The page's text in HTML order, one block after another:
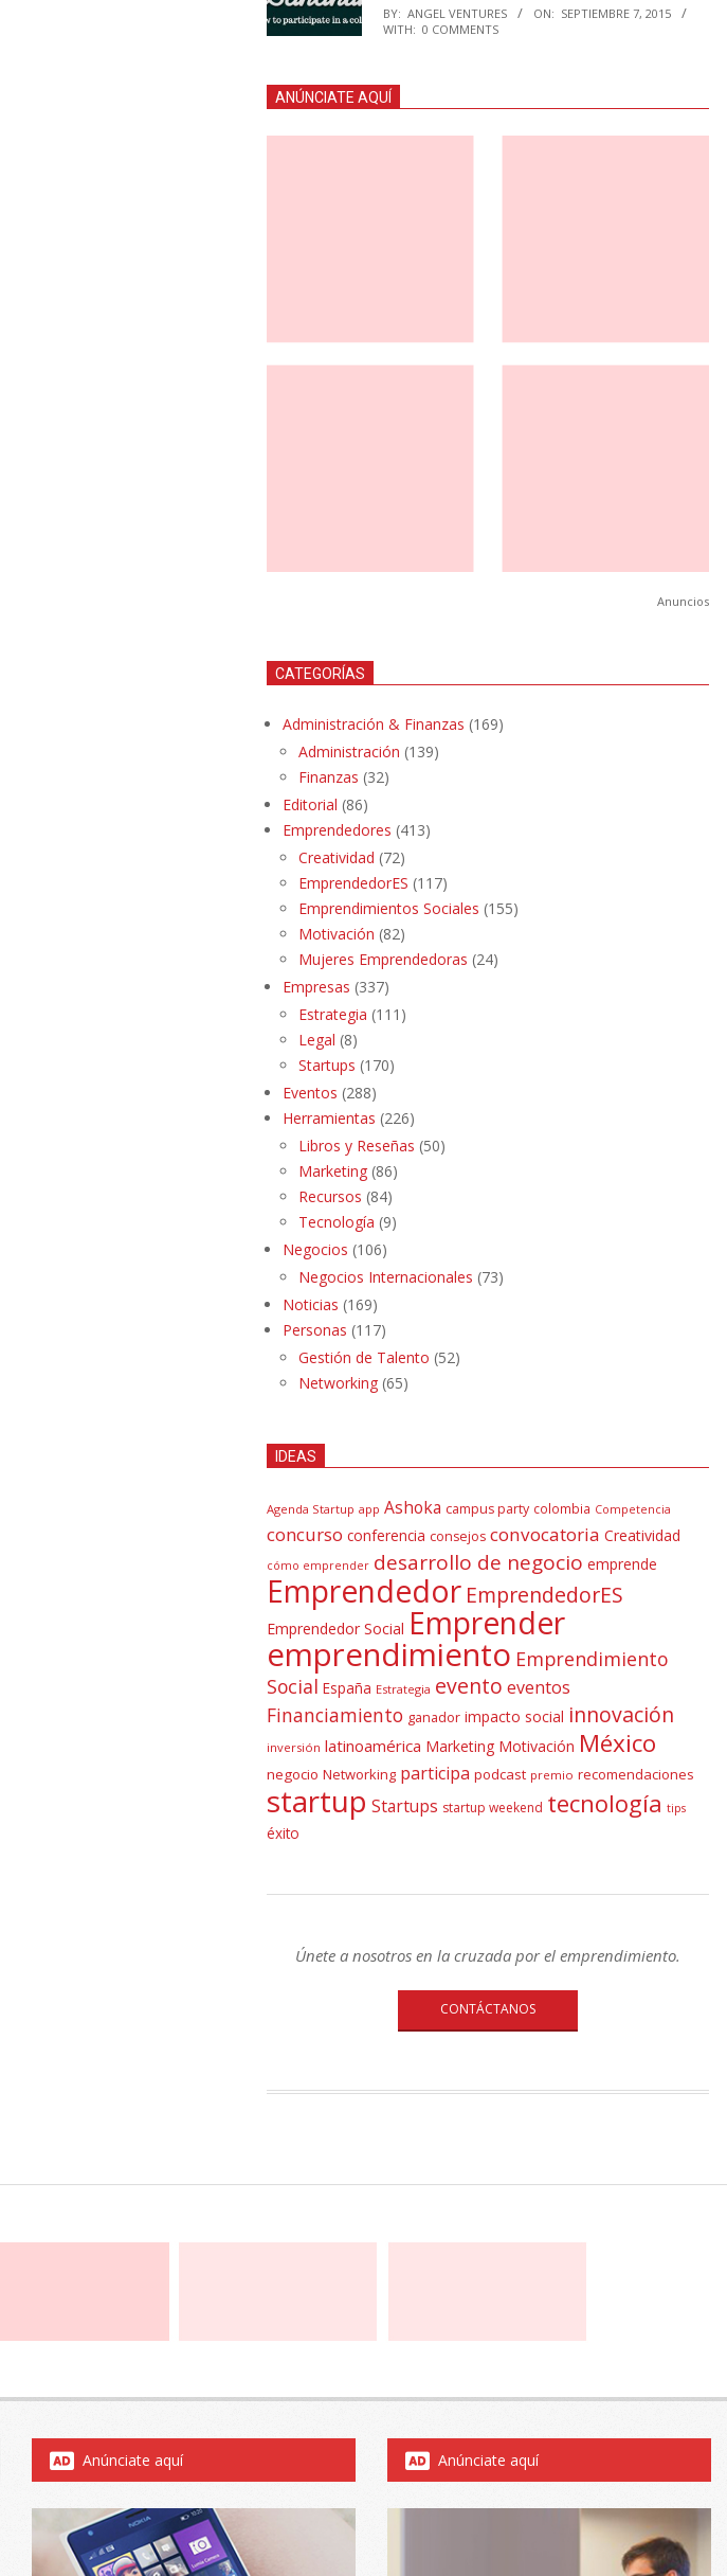
BY: ANGEL VENTURES ON: SEPTIEMBRE 7, 2015
WITH: 0 COMMENTS
ANÚNCIATE AQUÍ
Anuncios
CATEGORÍAS
Administración & Finanzas (169)
Administración (139)
Finanzas (32)
Editorial (86)
Emprendedores (413)
Creatividad (72)
EmprendedorES (117)
Emprendimientos Sociales (155)
Motivación (82)
Mujeres Emprendedoras (24)
Empresas (337)
Estrategia (111)
Legal (8)
Startups (170)
Eventos (288)
Herramientas (226)
Libros y Reseñas (50)
Marketing (86)
Recursos (84)
Tecnología (9)
Negocios (106)
Negocios Internacionales (73)
Noticias (169)
Personas (117)
Gestión de Talento (52)
Networking (65)
IDEAS
Agenda Startup app Ashoka campus party colombia Competencia
concurso conferencia consejos convocatoria Creatividad
cómo emprender desarrollo de negocio emprende
Emprendedor EmprendedorES
Emprendedor Social Emprender
emprendimiento Emprendimiento
Social España Estrategia evento eventos
Financiamiento ganador impacto social innovación
inversión latinoamérica Marketing Motivación México
negocio Networking participa podcast premio recomendaciones
startup Startups startup weekend tecnología tips
éxito
Únete a nosotros en la cruzada por el emprendimiento.
CONTÁCTANOS
Anúnciate aquí Anúnciate aquí